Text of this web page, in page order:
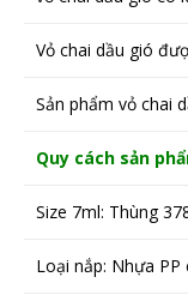
Vỏ chai dầu gió
Sản phẩm vỏ chai
Quy cách sản
Size 7ml: Thùng
Loại nắp: Nhựa